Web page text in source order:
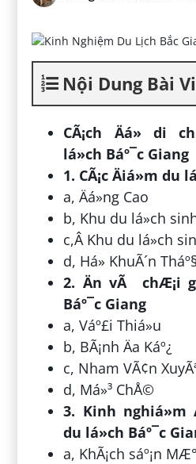
Nội Dung Bài
CÃ¡ch Äá» di
lá»ch Báº¯c Giang
1. CÃ¡c Äiá»m du
a, Äá»ng Cao
b, Khu du lá»ch
c,Â Khu du lá»ch
d, Há» KhuÃ´n
2. Än vÃ chÆ¡i
Báº¯c Giang
a, Váº£i Thiá»u
b, BÃ¡nh Äa Káº¿
c, Nham VÃ¢n
d, Má»³ ChÅ©
3. Kinh nghiá»m
du lá»ch Báº¯c
a, KhÃ¡ch sáº¡n